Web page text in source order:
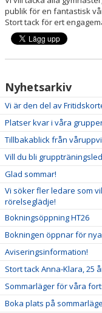
publik för en fantastisk
Stort tack för ert
Nyhetsarkiv
Vi är den del av
Platser kvar i våra
Tillbakablick från
Vill du bli
Glad sommar!
Vi söker fler ledare som
rörelseglädje!
Bokningsöppning HT26
Bokningen öppnar för
Aviseringsinformation!
Stort tack Anna-Klara, 25
Sommarläger för våra
Boka plats på